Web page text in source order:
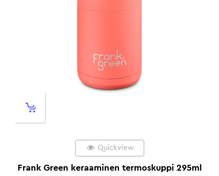
Quickview
Frank Green keraaminen termoskuppi 295ml